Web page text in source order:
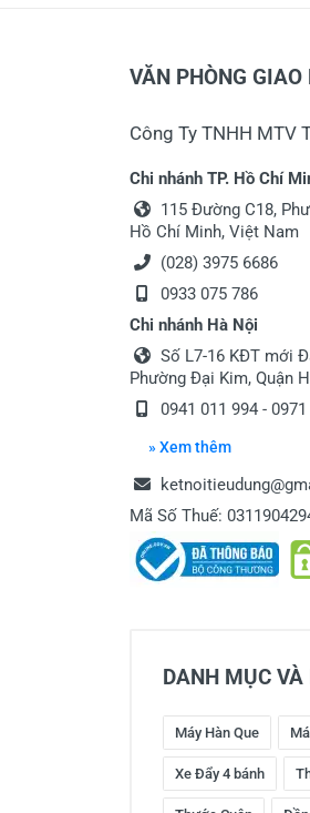
Gửi
VĂN PHÒNG
Công Ty TNHH MTV
Chi nhánh TP. Hồ Chí
115 Đường C18,
Hồ Chí Minh, Việt Nam
(028) 3975 6686
0933 075 786
Chi nhánh Hà Nội
Số L7-16 KĐT mới
Phường Đại Kim, Quận
0941 011 994 -
» Xem thêm
Mã Số Thuế:
DANH MỤC
Máy Hàn Que
Xe Đẩy 4 bánh